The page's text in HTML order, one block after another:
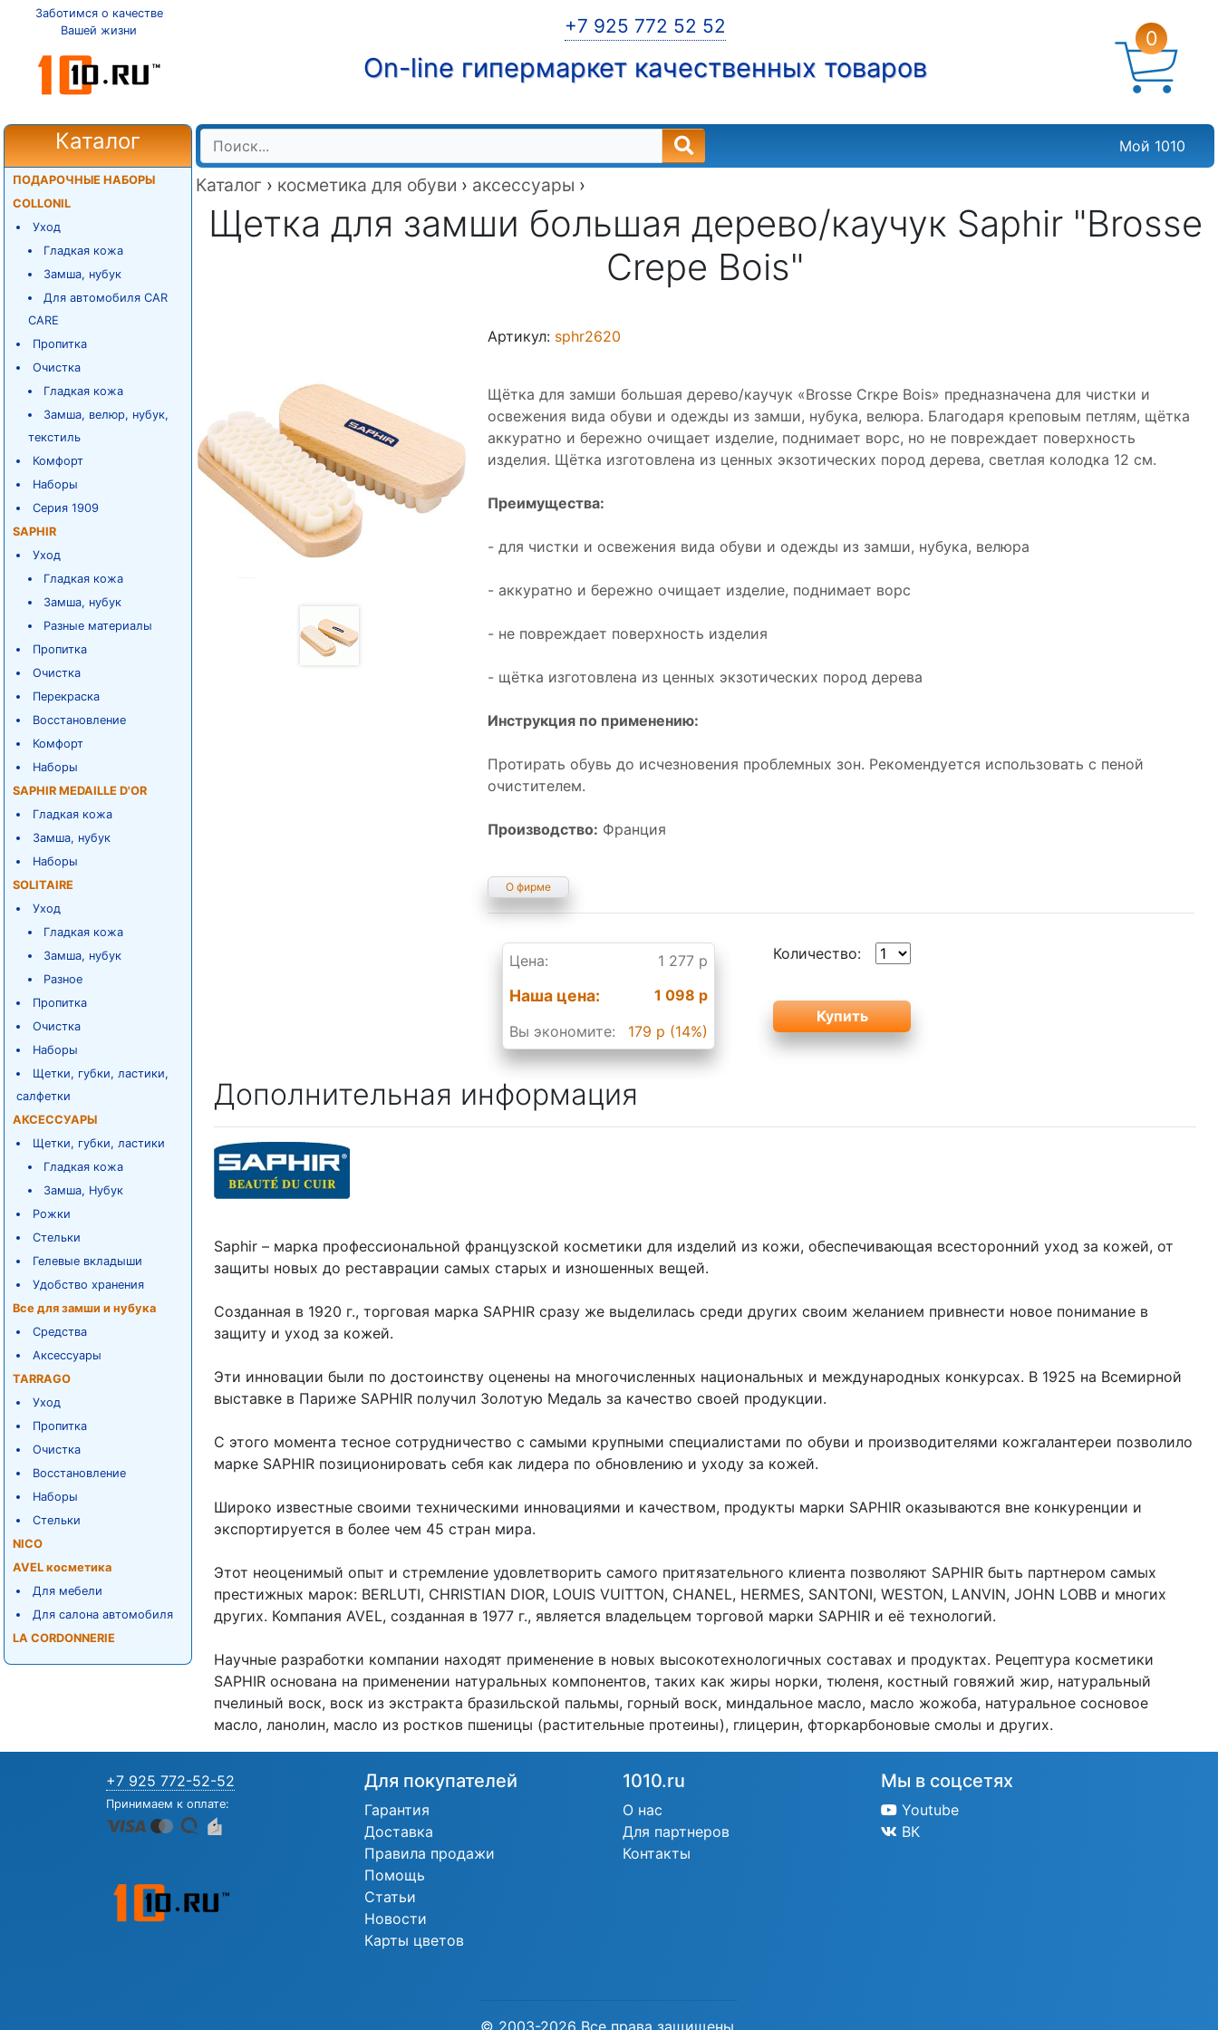
Заботимся о качестве
Вашей жизни
+7 925 772 52 52
On-line гипермаркет качественных товаров
0
Каталог
ПОДАРОЧНЫЕ НАБОРЫ
COLLONIL
Уход
Гладкая кожа
Замша, нубук
Для автомобиля CAR
CARE
Пропитка
Очистка
Гладкая кожа
Замша, велюр, нубук,
текстиль
Комфорт
Наборы
Серия 1909
SAPHIR
Уход
Гладкая кожа
Замша, нубук
Разные материалы
Пропитка
Очистка
Перекраска
Восстановление
Комфорт
Наборы
SAPHIR MEDAILLE D'OR
Гладкая кожа
Замша, нубук
Наборы
SOLITAIRE
Уход
Гладкая кожа
Замша, нубук
Разное
Пропитка
Очистка
Наборы
Щетки, губки, ластики,
салфетки
АКСЕССУАРЫ
Щетки, губки, ластики
Гладкая кожа
Замша, Нубук
Рожки
Стельки
Гелевые вкладыши
Удобство хранения
Все для замши и нубука
Средства
Аксессуары
TARRAGO
Уход
Пропитка
Очистка
Восстановление
Наборы
Стельки
NICO
AVEL косметика
Для мебели
Для салона автомобиля
LA CORDONNERIE
Мой 1010
Каталог › косметика для обуви › аксессуары ›
Щетка для замши большая дерево/каучук Saphir "Brosse
Crepe Bois"
Артикул: sphr2620
Щётка для замши большая дерево/каучук «Brosse Crкpe Bois» предназначена для чистки и
освежения вида обуви и одежды из замши, нубука, велюра. Благодаря креповым петлям, щётка
аккуратно и бережно очищает изделие, поднимает ворс, но не повреждает поверхность
изделия. Щётка изготовлена из ценных экзотических пород дерева, светлая колодка 12 см.
Преимущества:
- для чистки и освежения вида обуви и одежды из замши, нубука, велюра
- аккуратно и бережно очищает изделие, поднимает ворс
- не повреждает поверхность изделия
- щётка изготовлена из ценных экзотических пород дерева
Инструкция по применению:
Протирать обувь до исчезновения проблемных зон. Рекомендуется использовать с пеной
очистителем.
Производство: Франция
О фирме
Цена: 1 277 р
Наша цена:
1 098 р
Вы экономите:
179 р (14%)
Количество:
Дополнительная информация
Saphir – марка профессиональной французской косметики для изделий из кожи, обеспечивающая всесторонний уход за кожей, от
защиты новых до реставрации самых старых и изношенных вещей.
Созданная в 1920 г., торговая марка SAPHIR сразу же выделилась среди других своим желанием привнести новое понимание в
защиту и уход за кожей.
Эти инновации были по достоинству оценены на многочисленных национальных и международных конкурсах. В 1925 на Всемирной
выставке в Париже SAPHIR получил Золотую Медаль за качество своей продукции.
С этого момента тесное сотрудничество с самыми крупными специалистами по обуви и производителями кожгалантереи позволило
марке SAPHIR позиционировать себя как лидера по обновлению и уходу за кожей.
Широко известные своими техническими инновациями и качеством, продукты марки SAPHIR оказываются вне конкуренции и
экспортируется в более чем 45 стран мира.
Этот неоценимый опыт и стремление удовлетворить самого притязательного клиента позволяют SAPHIR быть партнером самых
престижных марок: BERLUTI, CHRISTIAN DIOR, LOUIS VUITTON, CHANEL, HERMES, SANTONI, WESTON, LANVIN, JOHN LOBB и многих
других. Компания AVEL, созданная в 1977 г., является владельцем торговой марки SAPHIR и её технологий.
Научные разработки компании находят применение в новых высокотехнологичных составах и продуктах. Рецептура косметики
SAPHIR основана на применении натуральных компонентов, таких как жиры норки, тюленя, костный говяжий жир, натуральный
пчелиный воск, воск из экстракта бразильской пальмы, горный воск, миндальное масло, масло жожоба, натуральное сосновое
масло, ланолин, масло из ростков пшеницы (растительные протеины), глицерин, фторкарбоновые смолы и других.
+7 925 772-52-52
Принимаем к оплате:
Для покупателей
Гарантия
Доставка
Правила продажи
Помощь
Статьи
Новости
Карты цветов
1010.ru
О нас
Для партнеров
Контакты
Мы в соцсетях
Youtube
ВК
© 2003-2026 Все права защищены.